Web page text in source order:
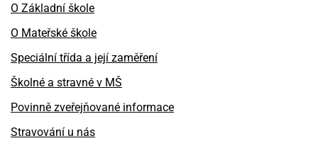
O Základní škole
O Mateřské škole
Speciální třída a její zaměření
Školné a stravné v MŠ
Povinně zveřejňované informace
Stravování u nás